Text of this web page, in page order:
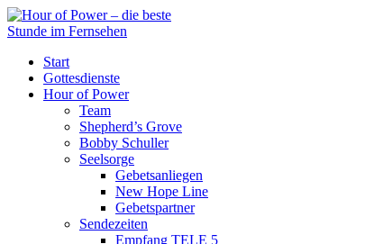
Start
Gottesdienste
Hour of Power
Team
Shepherd’s Grove
Bobby Schuller
Seelsorge
Gebetsanliegen
New Hope Line
Gebetspartner
Sendezeiten
Empfang TELE 5